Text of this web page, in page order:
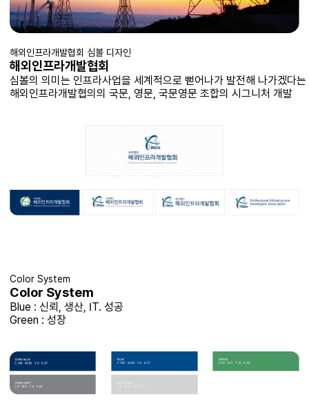
해외인프라개발협회 심볼 디자인
해외인프라개발협회
심볼의 의미는 인프라사업을 세계적으로 뻗어나가 발전해 나가겠다
해외인프라개발협의의 국문, 영문, 국문영문 조합의 시그니처 개발
Color System
Color System
Blue : 신뢰, 생산, IT. 성공
Green : 성장